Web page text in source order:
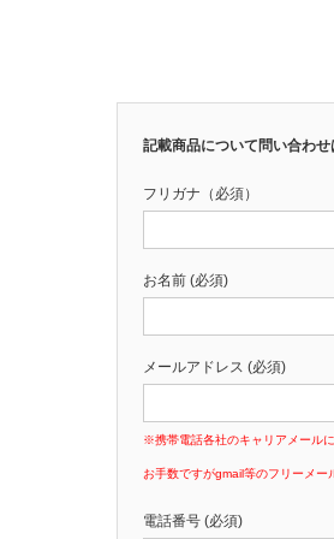
記載商品について問い合わせ
フリガナ（必須）
お名前 (必須)
メールアドレス (必須)
※携帯電話各社のキャリアメール
お手数ですがgmail等のフリーメー
電話番号 (必須)